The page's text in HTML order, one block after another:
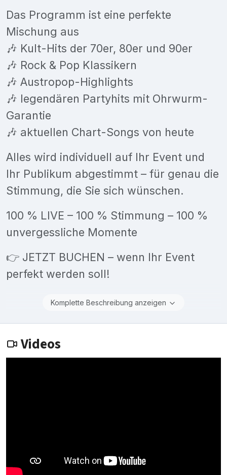
Das Programm ist eine perfekte
Mischung aus
🎶 Kult-Hits der 70er, 80er und 90er
🎶 Rock & Pop Klassikern
🎶 Austropop-Highlights
🎶 legendären Partyhits mit Ohrwurm-
Garantie
🎶 aktuellen Chart-Songs von heute
Alles wird individuell auf Ihr Event und
Ihr Publikum abgestimmt – für genau die
Stimmung, die Sie sich wünschen.
100 % LIVE – 100 % Stimmung – 100 %
unvergessliche Momente
👉 JETZT BUCHEN – wenn Ihr Event
perfekt werden soll!
Komplette Beschreibung anzeigen
Videos